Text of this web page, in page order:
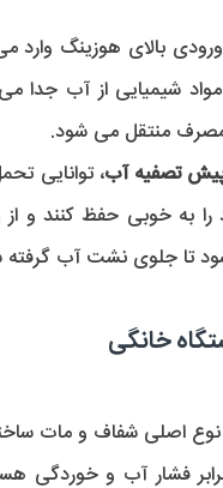
مصرف منتقل می شود.
تصفیه آب
تا جلوی نشت آب گرفته
خانگی